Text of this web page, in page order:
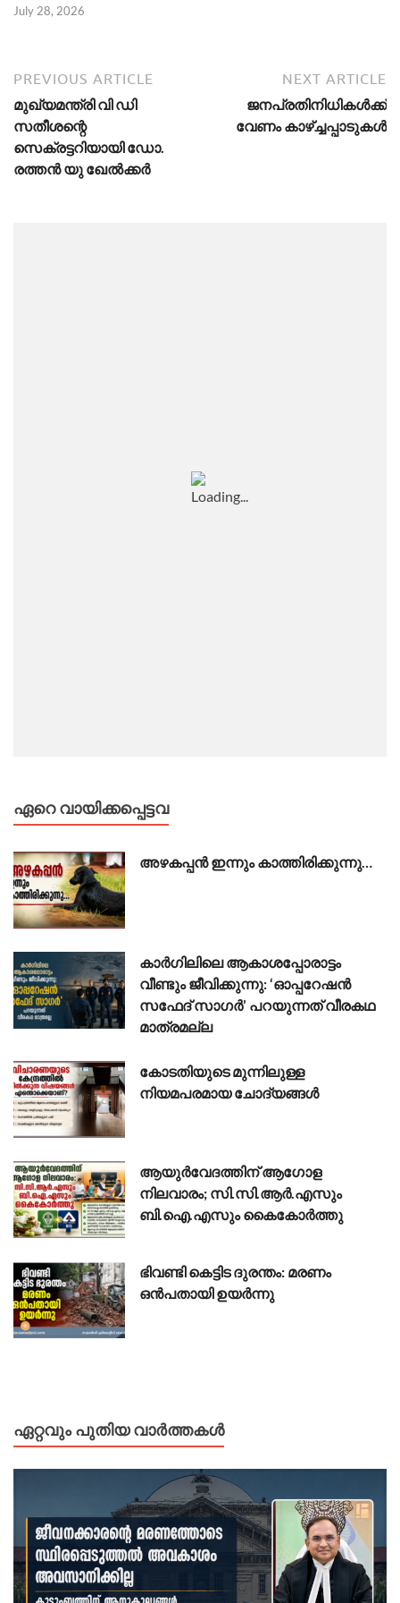
July 28, 2026
PREVIOUS ARTICLE
മുഖ്യമന്ത്രി വി ഡി
സതീശന്റെ
സെക്രട്ടറിയായി ഡോ.
രത്തന്‍ യു ഖേല്‍ക്കർ
NEXT ARTICLE
ജനപ്രതിനിധികൾക്ക്
വേണം കാഴ്ച്ചപ്പാടുകൾ
ഏറെ വായിക്കപ്പെട്ടവ
അഴകപ്പൻ ഇന്നും കാത്തിരിക്കുന്നു…
കാർഗിലിലെ ആകാശപ്പോരാട്ടം
വീണ്ടും ജീവിക്കുന്നു: ‘ഓപ്പറേഷൻ
സഫേദ് സാഗർ’ പറയുന്നത് വീരകഥ
മാത്രമല്ല
കോടതിയുടെ മുന്നിലുള്ള
നിയമപരമായ ചോദ്യങ്ങൾ
ആയുർവേദത്തിന് ആഗോള
നിലവാരം; സി.സി.ആർ.എസും
ബി.ഐ.എസും കൈകോർത്തു
ഭിവണ്ടി കെട്ടിട ദുരന്തം: മരണം
ഒൻപതായി ഉയർന്നു
ഏറ്റവും പുതിയ വാർത്തകൾ